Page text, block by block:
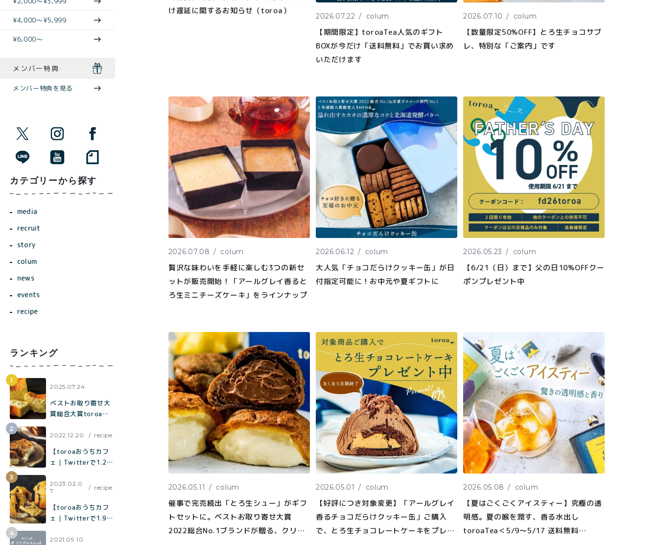
商品一覧
とろ生ガ
コラ
とろ生 ま
お得セッ
toroaTea
価格別
¥3,999
¥6,000〜
TOP
商品
メンバー
特典
読みもの
会社概要
お問い合
わせ
ご利用ガ
イド
MEMBER LOGIN
カート
会員登録する
け遅延に関するお知らせ（toroa）
2026.07.22 colum
【期間限定】toroaTea人気のギフト
BOXが今だけ「送料無料」でお買い求め
いただけます
2026.07.10 colum
【数量限定50%OFF】とろ生チョコサブ
レ、特別な「ご案内」です
2026.07.08 colum
贅沢な味わいを手軽に楽しむ3つの新セ
ットが販売開始！「アールグレイ香ると
ろ生ミニチーズケーキ」をラインナップ
2026.06.12 colum
大人気「チョコだらけクッキー缶」が日
付指定可能に！お中元や夏ギフトに
2026.05.23 colum
【6/21（日）まで】父の日10%OFFクー
ポンプレゼント中
2026.05.11 colum
催事で完売続出「とろ生シュー」がギフ
トセットに。ベストお取り寄せ大賞
2022総合No.1ブランドが贈る、クリー
2026.05.01 colum
【好評につき対象変更】「アールグレイ
香るチョコだらけクッキー缶」ご購入
で、とろ生チョコレートケーキをプレゼ
2026.05.08 colum
【夏はごくごくアイスティー】究極の透
明感。夏の喉を潤す、香る水出し
toroaTea＜5/9〜5/17 送料無料
¥4,000〜¥5,999
¥6,000〜
メンバー特典
メンバー特典を見る
カテゴリーから探す
media
recruit
story
colum
news
events
recipe
ランキング
2025.07.24
ベストお取り寄せ大
賞総合大賞toroaが
店中。催事限定企画
2022.12.20 recipe
【toroaおうちカフ
ェ｜Twitterで1.2万
て焼くだけでお店の
味「キャロットケー
キ」の作り方
2023.02.0
7
recipe
【toroaおうちカフ
ェ｜Twitterで1.9万
て焼くだけでお店の
2021.09.10